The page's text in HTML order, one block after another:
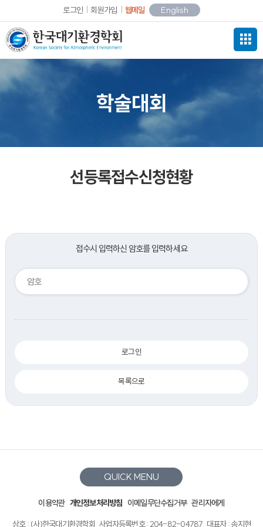
로그인 회원가입 웹메일 English
학술대회
선등록접수신청현황
접수시 입력하신 암호를 입력하세요
로그인
목록으로
이용약관 개인정보처리방침 이메일무단수집거부 관리자에게
QUICK MENU
상호 : (사)한국대기환경학회 사업자등록번호 : 204-82-04787 대표자 : 송지현